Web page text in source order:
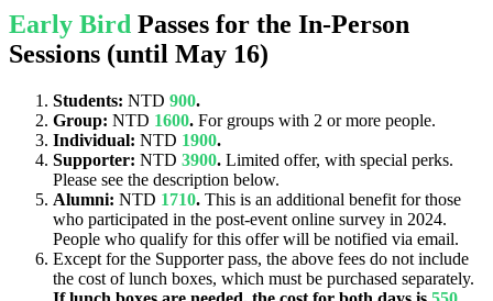
Early Bird Passes for the In-Person
Sessions (until May 16)
Students: NTD 900.
Group: NTD 1600. For groups with 2 or more people.
Individual: NTD 1900.
Supporter: NTD 3900. Limited offer, with special perks.
Please see the description below.
Alumni: NTD 1710. This is an additional benefit for those
who participated in the post-event online survey in 2024.
People who qualify for this offer will be notified via email.
Except for the Supporter pass, the above fees do not include
the cost of lunch boxes, which must be purchased separately.